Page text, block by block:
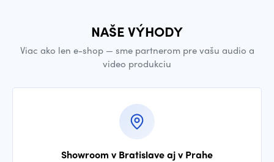
NAŠE VÝHODY
Viac ako len e-shop — sme partnerom pre vašu audio a
video produkciu
Showroom v Bratislave aj v Prahe